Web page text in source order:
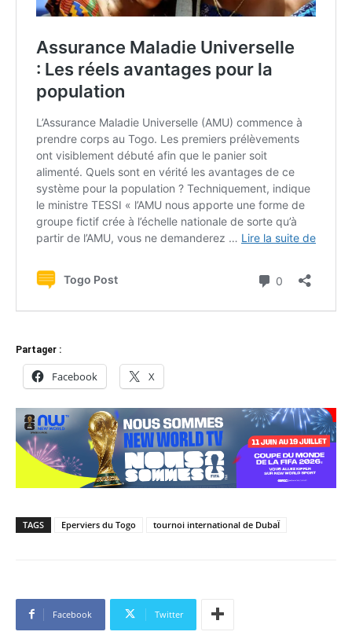
Partager :
Facebook X
TAGS Eperviers du Togo tournoi international de DubaÏ
Facebook Twitter